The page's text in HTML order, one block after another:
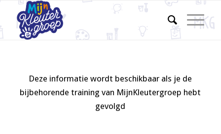
Deze informatie wordt beschikbaar als je de
bijbehorende training van MijnKleutergroep hebt
gevolgd